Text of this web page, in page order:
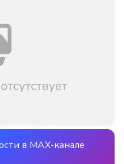
в MAX-канале